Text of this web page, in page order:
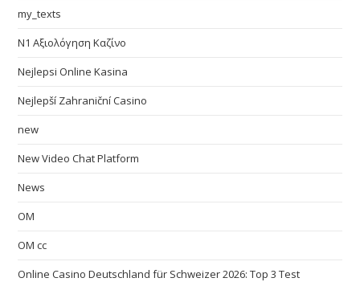
my_texts
N1 Αξιολόγηση Καζίνο
Nejlepsi Online Kasina
Nejlepší Zahraniční Casino
new
New Video Chat Platform
News
OM
OM cc
Online Casino Deutschland für Schweizer 2026: Top 3 Test